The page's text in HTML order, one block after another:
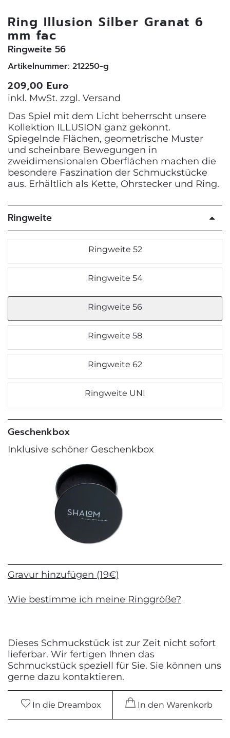
Ring Illusion Silber Granat 6
mm fac
Ringweite 56
Artikelnummer: 212250-g
209,00 Euro
inkl. MwSt. zzgl. Versand
Das Spiel mit dem Licht beherrscht unsere
Kollektion ILLUSION ganz gekonnt.
Spiegelnde Flächen, geometrische Muster
und scheinbare Bewegungen in
zweidimensionalen Oberflächen machen die
besondere Faszination der Schmuckstücke
aus. Erhältlich als Kette, Ohrstecker und Ring.
Ringweite
Ringweite 52
Ringweite 54
Ringweite 56
Ringweite 58
Ringweite 62
Ringweite UNI
Geschenkbox
Inklusive schöner Geschenkbox
Gravur hinzufügen (19€)
Wie bestimme ich meine Ringgröße?
Dieses Schmuckstück ist zur Zeit nicht sofort
lieferbar. Wir fertigen Ihnen das
Schmuckstück speziell für Sie. Sie können uns
gerne dazu kontaktieren.
In die Dreambox In den Warenkorb